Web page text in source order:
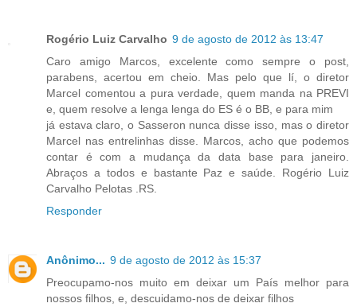
Rogério Luiz Carvalho 9 de agosto de 2012 às 13:47
Caro amigo Marcos, excelente como sempre o post,
parabens, acertou em cheio. Mas pelo que lí, o diretor
Marcel comentou a pura verdade, quem manda na PREVI
e, quem resolve a lenga lenga do ES é o BB, e para mim
já estava claro, o Sasseron nunca disse isso, mas o diretor
Marcel nas entrelinhas disse. Marcos, acho que podemos
contar é com a mudança da data base para janeiro.
Abraços a todos e bastante Paz e saúde. Rogério Luiz
Carvalho Pelotas .RS.
Responder
Anônimo... 9 de agosto de 2012 às 15:37
Preocupamo-nos muito em deixar um País melhor para
nossos filhos, e, descuidamo-nos de deixar filhos